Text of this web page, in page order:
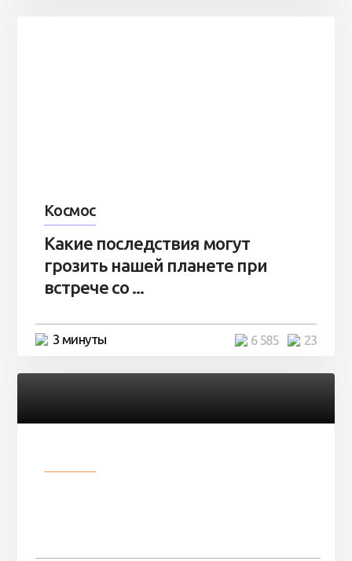
Космос
Какие последствия могут
грозить нашей планете при
встрече со ...
3 минуты 23
6 585